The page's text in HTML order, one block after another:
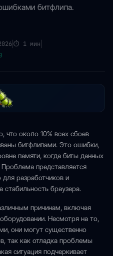
битфлипа.
⏱ 1 мин
что около 10% всех сбоев
битфлипами. Это ошибки,
памяти, когда биты данных
представляется
для разработчиков и
стабильность браузера.
причинам, включая
Несмотря на то,
они могут существенно
так как отладка проблемы
ситуация подчеркивает